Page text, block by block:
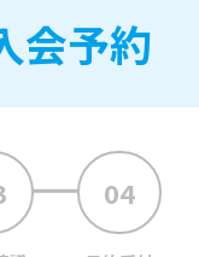
会予約